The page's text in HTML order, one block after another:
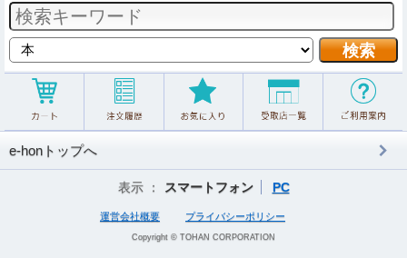
e-honトップへ
表示 ： スマートフォン PC
運営会社概要 プライバシーポリシー
Copyright © TOHAN CORPORATION